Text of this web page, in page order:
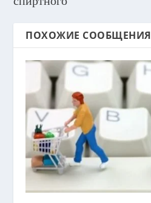
ПОХОЖИЕ СООБЩЕНИЯ